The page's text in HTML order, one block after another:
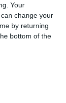
Your
change your
by returning
bottom of the